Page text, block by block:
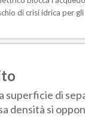
di crisi idrica per
superficie di
densità si